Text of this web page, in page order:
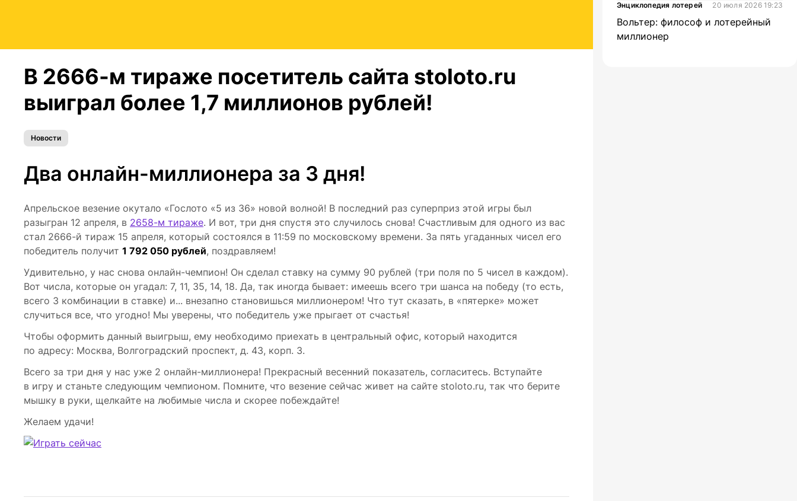
В 2666-м тираже посетитель сайта stoloto.ru
выиграл более 1,7 миллионов рублей!
Новости
Два онлайн-миллионера за 3 дня!
Апрельское везение окутало «Гослото «5 из 36» новой волной! В последний раз суперприз этой игры был
разыгран 12 апреля, в 2658-м тираже. И вот, три дня спустя это случилось снова! Счастливым для одного из вас
стал 2666-й тираж 15 апреля, который состоялся в 11:59 по московскому времени. За пять угаданных чисел его
победитель получит 1 792 050 рублей, поздравляем!
Удивительно, у нас снова онлайн-чемпион! Он сделал ставку на сумму 90 рублей (три поля по 5 чисел в каждом).
Вот числа, которые он угадал: 7, 11, 35, 14, 18. Да, так иногда бывает: имеешь всего три шанса на победу (то есть,
всего 3 комбинации в ставке) и... внезапно становишься миллионером! Что тут сказать, в «пятерке» может
случиться все, что угодно! Мы уверены, что победитель уже прыгает от счастья!
Чтобы оформить данный выигрыш, ему необходимо приехать в центральный офис, который находится
по адресу: Москва, Волгоградский проспект, д. 43, корп. 3.
Всего за три дня у нас уже 2 онлайн-миллионера! Прекрасный весенний показатель, согласитесь. Вступайте
в игру и станьте следующим чемпионом. Помните, что везение сейчас живет на сайте stoloto.ru, так что берите
мышку в руки, щелкайте на любимые числа и скорее побеждайте!
Желаем удачи!
Энциклопедия лотерей 20 июля 2026 19:23
Вольтер: философ и лотерейный
миллионер